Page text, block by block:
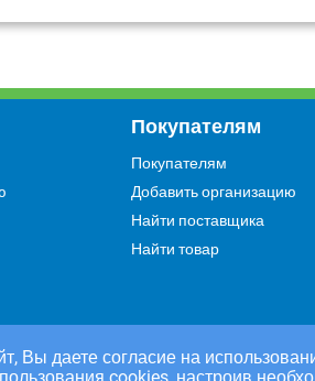
Вы даете согласие на
cookies, настроив
Покупателям
Покупателям
Добавить организацию
Найти поставщика
Найти товар